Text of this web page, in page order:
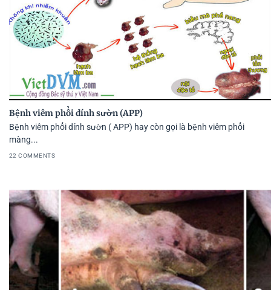
Bệnh viêm phổi dính sườn (APP)
Bệnh viêm phổi dính sườn ( APP) hay còn gọi là bệnh viêm phổi
màng...
22 COMMENTS